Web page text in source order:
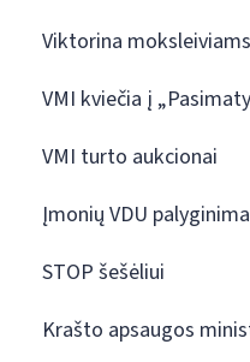
Viktorina moksleiviams
VMI kviečia į
VMI turto aukcionai
Įmonių VDU
STOP šešėliui
Krašto apsaugos